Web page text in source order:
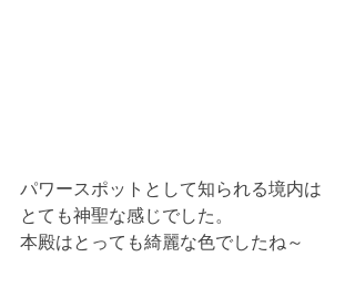
パワースポットとして知られる境内は
とても神聖な感じでした。
本殿はとっても綺麗な色でしたね～